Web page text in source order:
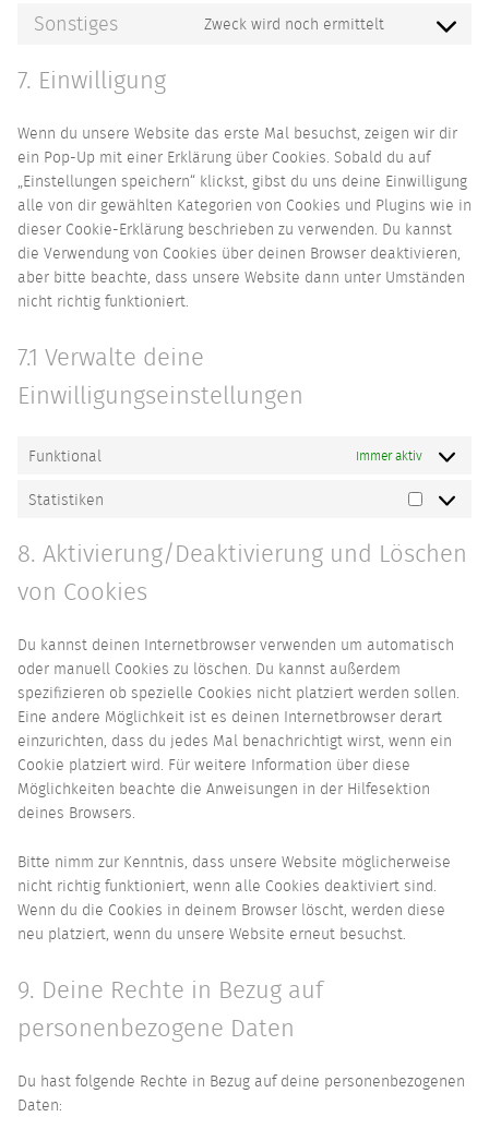
service
Sonstiges Zweck wird noch ermittelt
Consent
7. Einwilligung
Wenn du unsere Website das erste Mal besuchst, zeigen wir dir
ein Pop-Up mit einer Erklärung über Cookies. Sobald du auf
„Einstellungen speichern“ klickst, gibst du uns deine Einwilligung
alle von dir gewählten Kategorien von Cookies und Plugins wie in
dieser Cookie-Erklärung beschrieben zu verwenden. Du kannst
die Verwendung von Cookies über deinen Browser deaktivieren,
aber bitte beachte, dass unsere Website dann unter Umständen
nicht richtig funktioniert.
7.1 Verwalte deine
Einwilligungseinstellungen
Funktional Immer aktiv
Statistiken
8. Aktivierung/Deaktivierung und Löschen
von Cookies
Du kannst deinen Internetbrowser verwenden um automatisch
oder manuell Cookies zu löschen. Du kannst außerdem
spezifizieren ob spezielle Cookies nicht platziert werden sollen.
Eine andere Möglichkeit ist es deinen Internetbrowser derart
einzurichten, dass du jedes Mal benachrichtigt wirst, wenn ein
Cookie platziert wird. Für weitere Information über diese
Möglichkeiten beachte die Anweisungen in der Hilfesektion
deines Browsers.
Bitte nimm zur Kenntnis, dass unsere Website möglicherweise
nicht richtig funktioniert, wenn alle Cookies deaktiviert sind.
Wenn du die Cookies in deinem Browser löscht, werden diese
neu platziert, wenn du unsere Website erneut besuchst.
9. Deine Rechte in Bezug auf
personenbezogene Daten
Du hast folgende Rechte in Bezug auf deine personenbezogenen
Daten: